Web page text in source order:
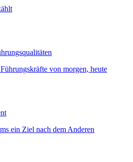
von morgen, heute
ein Ziel nach dem Anderen